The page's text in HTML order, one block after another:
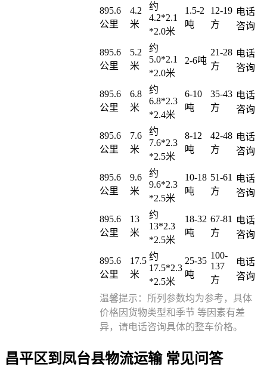
895.6
公里
4.2
米
约
4.2*2.1
*2.0米
1.5-2
吨
12-19
方
电话
咨询
895.6
公里
5.2
米
约
5.0*2.1
*2.0米
2-6吨
21-28
方
电话
咨询
895.6
公里
6.8
米
约
6.8*2.3
*2.4米
6-10
吨
35-43
方
电话
咨询
895.6
公里
7.6
米
约
7.6*2.3
*2.5米
8-12
吨
42-48
方
电话
咨询
895.6
公里
9.6
米
约
9.6*2.3
*2.5米
10-18
吨
51-61
方
电话
咨询
895.6
公里
13
米
约
13*2.3
*2.5米
18-32
吨
67-81
方
电话
咨询
895.6
公里
17.5
米
约
17.5*2.3
*2.5米
25-35
吨
100-
137
方
电话
咨询
温馨提示：所列参数均为参考，具体
价格因货物类型和季节 等因素有差
异，请电话咨询具体的整车价格。
昌平区到凤台县物流运输 常见问答